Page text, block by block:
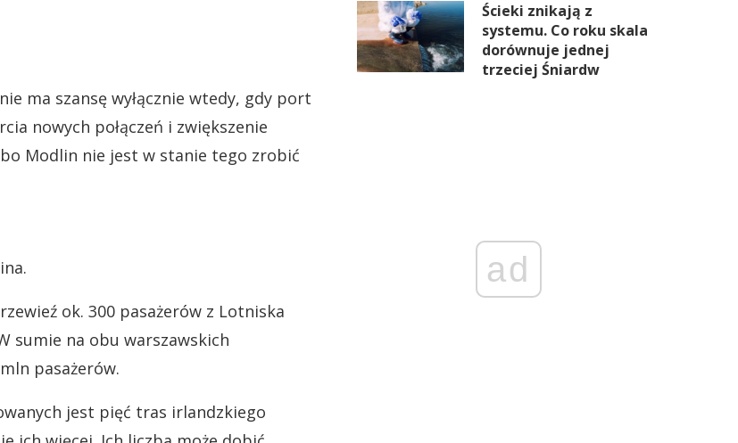
ma szansę wyłącznie wtedy, gdy port
nowych połączeń i zwiększenie
Modlin nie jest w stanie tego zrobić
ok. 300 pasażerów z Lotniska
sumie na obu warszawskich
pasażerów.
jest pięć tras irlandzkiego
Ścieki znikają z
systemu. Co roku skala
dorównuje jednej
trzeciej Śniardw
ad